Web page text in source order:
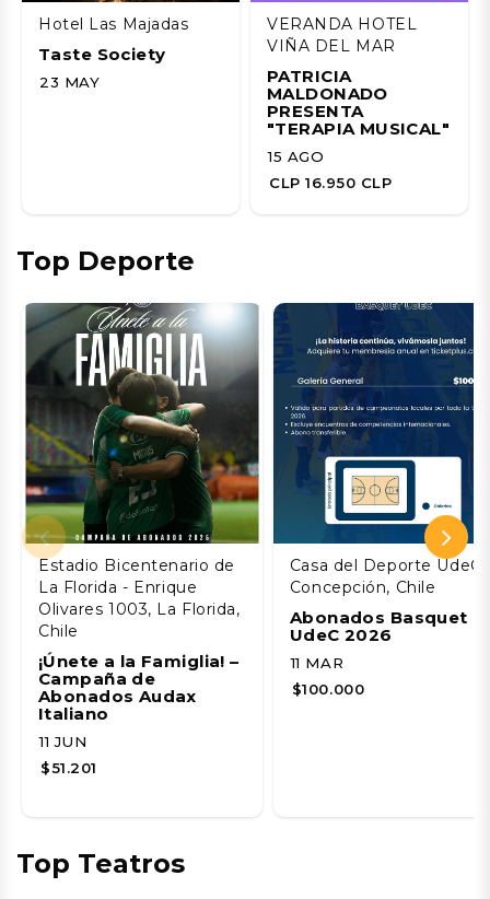
Hotel Las Majadas
Taste Society
23 MAY
VERANDA HOTEL
VIÑA DEL MAR
PATRICIA
MALDONADO
PRESENTA
"TERAPIA MUSICAL"
15 AGO
CLP 16.950 CLP
Top Deporte
Estadio Bicentenario de
La Florida - Enrique
Olivares 1003, La Florida,
Chile
¡Únete a la Famiglia! –
Campaña de
Abonados Audax
Italiano
11 JUN
$51.201
Casa del Deporte UdeC,
Concepción, Chile
Abonados Basquet
UdeC 2026
11 MAR
$100.000
Top Teatros